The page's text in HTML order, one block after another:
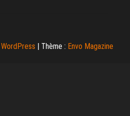
WordPress | Thème : Envo Magazine